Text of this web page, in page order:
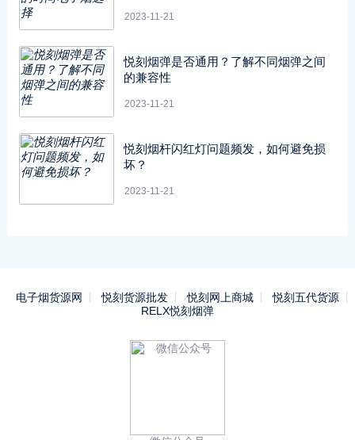
2023-11-21
悦刻烟弹是否通用？了解不同烟弹之间
的兼容性
2023-11-21
悦刻烟杆闪红灯问题频发，如何避免损
坏？
2023-11-21
电子烟货源网 悦刻货源批发 悦刻网上商城
悦刻五代货源
RELX悦刻烟弹